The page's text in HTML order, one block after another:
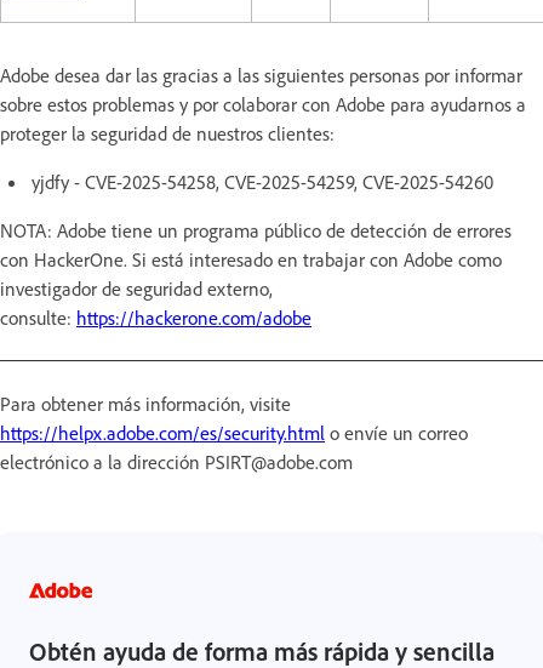
Adobe desea dar las gracias a las siguientes personas por informar
sobre estos problemas y por colaborar con Adobe para ayudarnos a
proteger la seguridad de nuestros clientes:
yjdfy - CVE-2025-54258, CVE-2025-54259, CVE-2025-54260
NOTA: Adobe tiene un programa público de detección de errores
con HackerOne. Si está interesado en trabajar con Adobe como
investigador de seguridad externo,
consulte: https://hackerone.com/adobe
Para obtener más información, visite
https://helpx.adobe.com/es/security.html o envíe un correo
electrónico a la dirección PSIRT@adobe.com
Obtén ayuda de forma más rápida y sencilla